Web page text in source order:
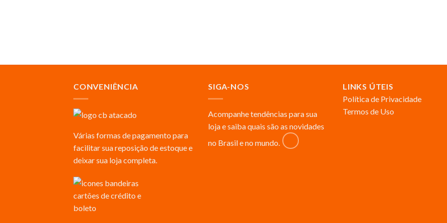
CONVENIÊNCIA
Várias formas de pagamento para
facilitar sua reposição de estoque e
deixar sua loja completa.
SIGA-NOS
Acompanhe tendências para sua
loja e saiba quais são as novidades
no Brasil e no mundo.
LINKS ÚTEIS
Política de Privacidade
Termos de Uso